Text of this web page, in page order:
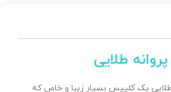
طلایی
یک کلیپس بسیار زیبا و خاص که